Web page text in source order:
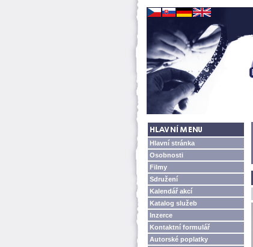
Hlavní stránka
Osobnosti
Filmy
Sdružení
Kalendář akcí
Katalog služeb
Inzerce
Kontaktní formulář
Autorské poplatky